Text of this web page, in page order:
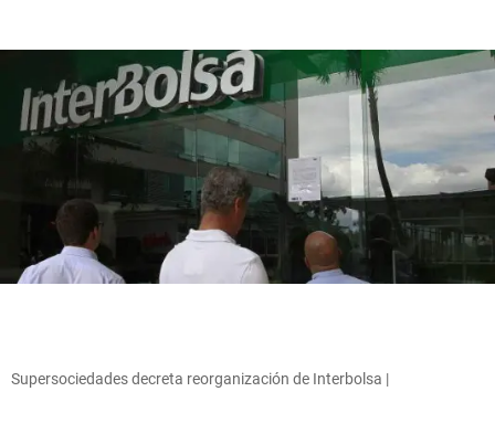
Supersociedades decreta reorganización de Interbolsa |